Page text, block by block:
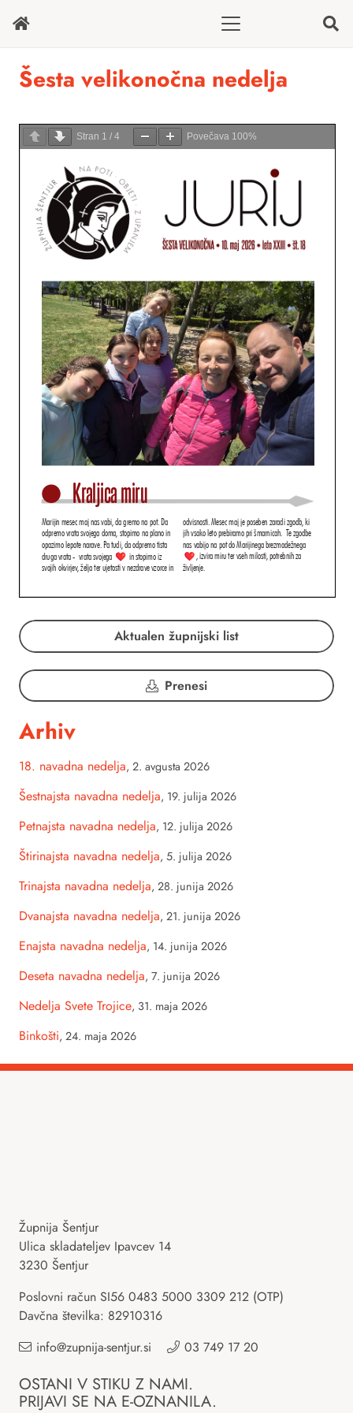
Šesta velikonočna nedelja
Stran 1 / 4 Povečava 100%
Aktualen župnijski list
Prenesi
Arhiv
18. navadna nedelja, 2. avgusta 2026
Šestnajsta navadna nedelja, 19. julija 2026
Petnajsta navadna nedelja, 12. julija 2026
Štirinajsta navadna nedelja, 5. julija 2026
Trinajsta navadna nedelja, 28. junija 2026
Dvanajsta navadna nedelja, 21. junija 2026
Enajsta navadna nedelja, 14. junija 2026
Deseta navadna nedelja, 7. junija 2026
Nedelja Svete Trojice, 31. maja 2026
Binkošti, 24. maja 2026
Župnija Šentjur
Ulica skladateljev Ipavcev 14
3230 Šentjur
Poslovni račun SI56 0483 5000 3309 212 (OTP)
Davčna številka: 82910316
info@zupnija-sentjur.si
03 749 17 20
OSTANI V STIKU Z NAMI.
PRIJAVI SE NA E-OZNANILA.